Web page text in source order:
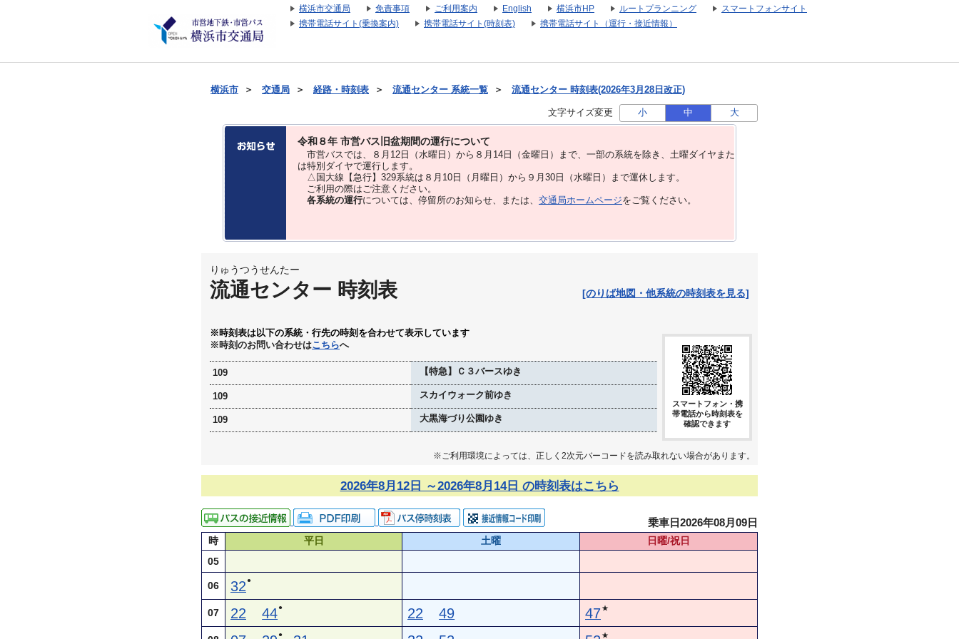
横浜市交通局 免責事項 ご利用案内 English 横浜市HP ルートプランニング
スマートフォンサイト
携帯電話サイト(乗換案内)
携帯電話サイト(時刻表) 携帯電話サイト（運行・接近情報）
横浜市 ＞ 交通局 ＞ 経路・時刻表 ＞ 流通センター 系統一覧 ＞ 流通センター 時刻表(2026年3月28日改正)
文字サイズ変更 小 中 大
令和８年 市営バス旧盆期間の運行について
市営バスでは、８⽉12⽇（水曜日）から８⽉14⽇（金曜日）まで、⼀部の系統を除き、⼟曜ダイヤまた
は特別ダイヤで運⾏します。
△国大線【急行】329系統は８月10日（月曜日）から９月30日（水曜日）まで運休します。
ご利用の際はご注意ください。
各系統の運行については、停留所のお知らせ、または、 交通局ホームページをご覧ください。
りゅうつうせんたー
流通センター 時刻表 [のりば地図・他系統の時刻表を見る]
※時刻表は以下の系統・行先の時刻を合わせて表示しています
※時刻のお問い合わせはこちらへ
109 【特急】Ｃ３バースゆき
109 スカイウォーク前ゆき
109 大黒海づり公園ゆき
スマートフォン・携
帯電話から時刻表を
確認できます
※ご利用環境によっては、正しく2次元バーコードを読み取れない場合があります。
2026年8月12日 ～2026年8月14日 の時刻表はこちら
乗車日2026年08月09日
時 平日 土曜
日曜/祝日
05
06 32 ●
07 22 44● 22 49 47★
● ★